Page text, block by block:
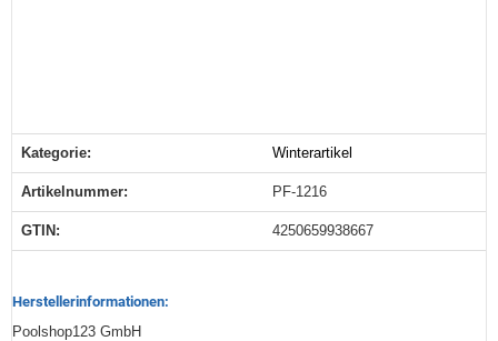
Produkteigenschaft
Wert
Kategorie: Winterartikel
Artikelnummer: PF-1216
GTIN: 4250659938667
Herstellerinformationen:
Poolshop123 GmbH